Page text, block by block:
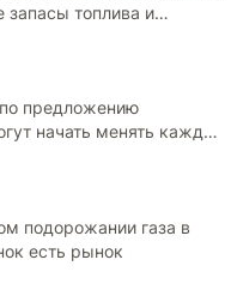
топлива и
дизеля
предложению
начать менять каждые
подорожании газа в
есть рынок